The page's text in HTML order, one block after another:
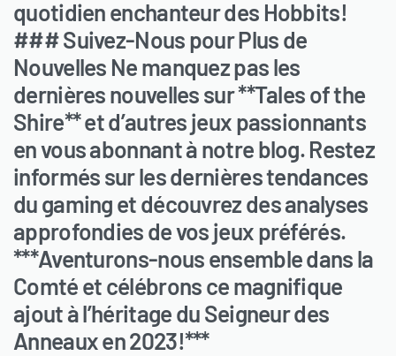
quotidien enchanteur des Hobbits!
### Suivez-Nous pour Plus de
Nouvelles Ne manquez pas les
dernières nouvelles sur **Tales of the
Shire** et d’autres jeux passionnants
en vous abonnant à notre blog. Restez
informés sur les dernières tendances
du gaming et découvrez des analyses
approfondies de vos jeux préférés.
***Aventurons-nous ensemble dans la
Comté et célébrons ce magnifique
ajout à l’héritage du Seigneur des
Anneaux en 2023!***